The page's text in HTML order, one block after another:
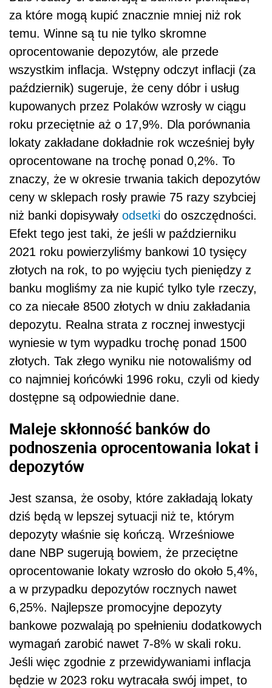
za które mogą kupić znacznie mniej niż rok
temu. Winne są tu nie tylko skromne
oprocentowanie depozytów, ale przede
wszystkim inflacja. Wstępny odczyt inflacji (za
październik) sugeruje, że ceny dóbr i usług
kupowanych przez Polaków wzrosły w ciągu
roku przeciętnie aż o 17,9%. Dla porównania
lokaty zakładane dokładnie rok wcześniej były
oprocentowane na trochę ponad 0,2%. To
znaczy, że w okresie trwania takich depozytów
ceny w sklepach rosły prawie 75 razy szybciej
niż banki dopisywały odsetki do oszczędności.
Efekt tego jest taki, że jeśli w październiku
2021 roku powierzyliśmy bankowi 10 tysięcy
złotych na rok, to po wyjęciu tych pieniędzy z
banku mogliśmy za nie kupić tylko tyle rzeczy,
co za niecałe 8500 złotych w dniu zakładania
depozytu. Realna strata z rocznej inwestycji
wyniesie w tym wypadku trochę ponad 1500
złotych. Tak złego wyniku nie notowaliśmy od
co najmniej końcówki 1996 roku, czyli od kiedy
dostępne są odpowiednie dane.
Maleje skłonność banków do
podnoszenia oprocentowania lokat i
depozytów
Jest szansa, że osoby, które zakładają lokaty
dziś będą w lepszej sytuacji niż te, którym
depozyty właśnie się kończą. Wrześniowe
dane NBP sugerują bowiem, że przeciętne
oprocentowanie lokaty wzrosło do około 5,4%,
a w przypadku depozytów rocznych nawet
6,25%. Najlepsze promocyjne depozyty
bankowe pozwalają po spełnieniu dodatkowych
wymagań zarobić nawet 7-8% w skali roku.
Jeśli więc zgodnie z przewidywaniami inflacja
będzie w 2023 roku wytracała swój impet, to